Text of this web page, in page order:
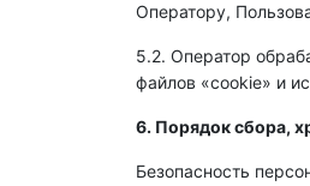
Оператору,
5.2. Оператор
файлов «cookie» и
6. Порядок сбора,
Безопасность